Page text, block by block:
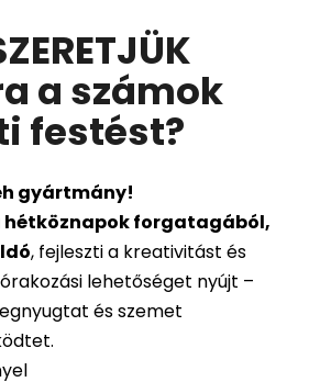
a számok
festést?
gyártmány!
hétköznapok forgatagából,
, fejleszti a kreativitást és
lehetőséget nyújt –
és szemet